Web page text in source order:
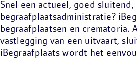
Snel een actueel, goed
begraafplaatsadministratie?
begraafplaatsen en crematoria.
vastlegging van een uitvaart,
iBegraafplaats wordt het